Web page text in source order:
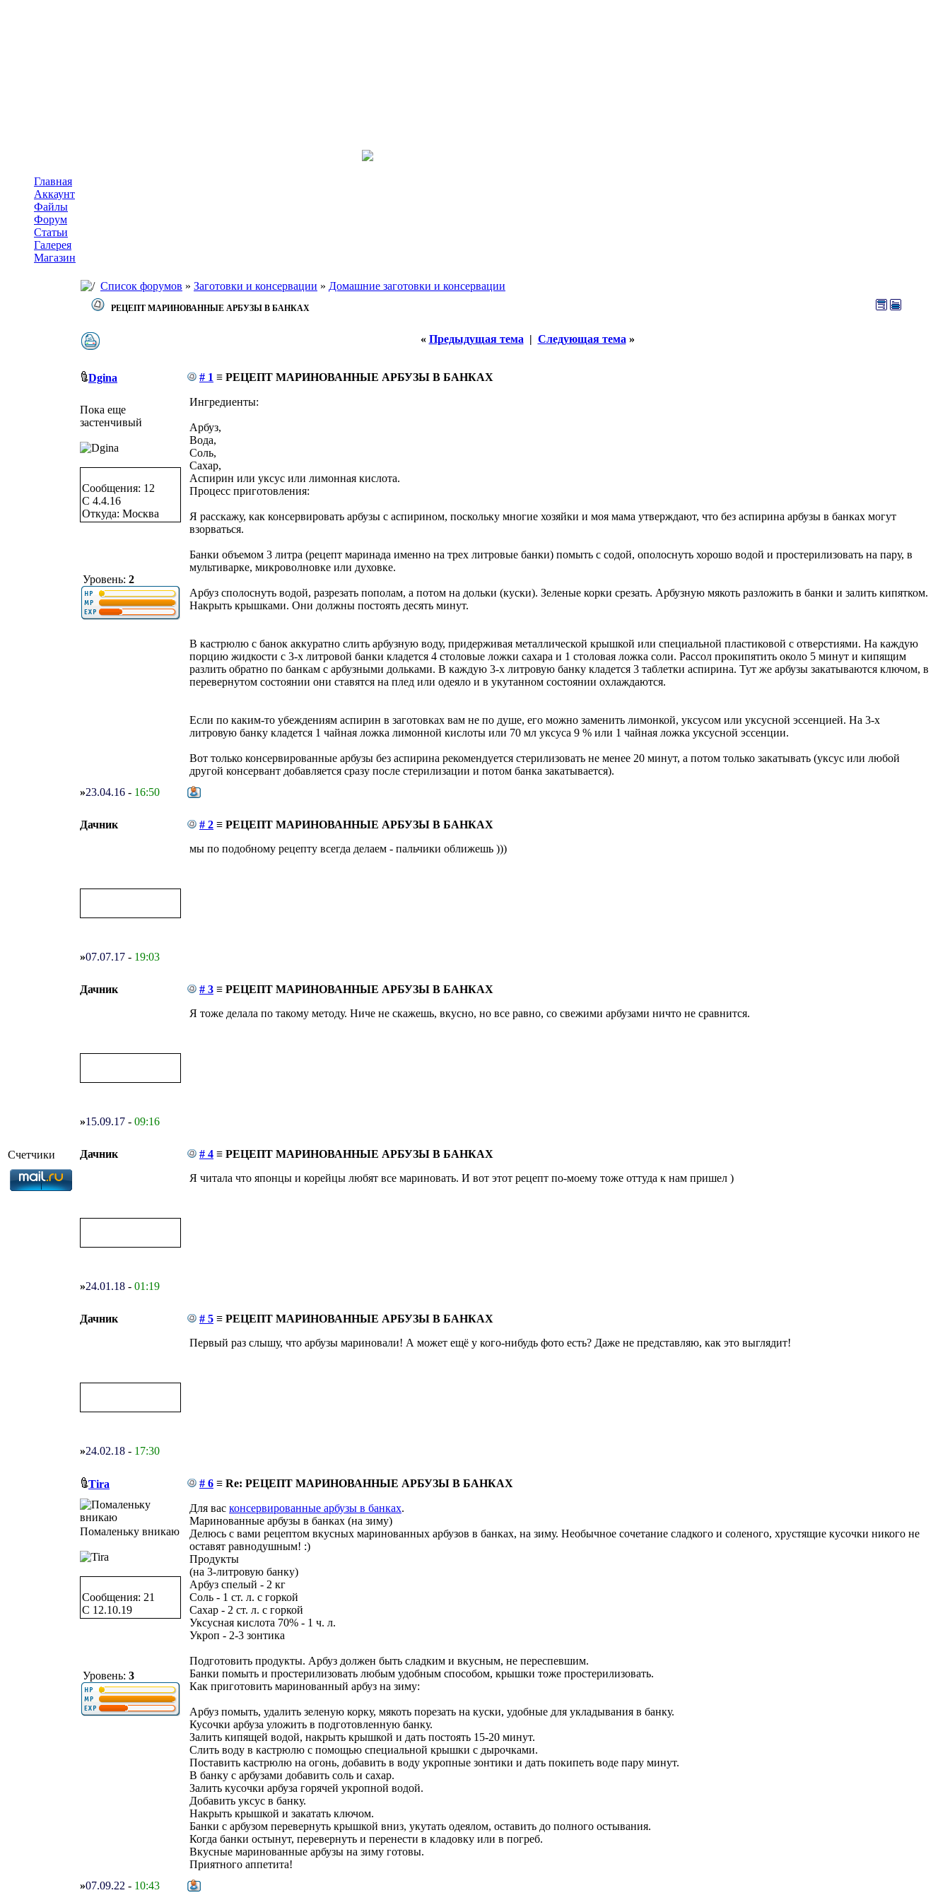
Главная
Аккаунт
Файлы
Форум
Статьи
Галерея
Магазин
Счетчики
Список форумов » Заготовки и консервации » Домашние заготовки и консервации
РЕЦЕПТ МАРИНОВАННЫЕ АРБУЗЫ В БАНКАХ
« Предыдущая тема | Следующая тема »
Dgina # 1 ≡ РЕЦЕПТ МАРИНОВАННЫЕ АРБУЗЫ В БАНКАХ
Пока еще
застенчивый
Сообщения: 12
C 4.4.16
Откуда: Москва
Уровень: 2
Ингредиенты:
Арбуз,
Вода,
Соль,
Сахар,
Аспирин или уксус или лимонная кислота.
Процесс приготовления:
Я расскажу, как консервировать арбузы с аспирином, поскольку многие хозяйки и моя мама утверждают, что без аспирина арбузы в банках могут
взорваться.
Банки объемом 3 литра (рецепт маринада именно на трех литровые банки) помыть с содой, ополоснуть хорошо водой и простерилизовать на пару, в
мультиварке, микроволновке или духовке.
Арбуз сполоснуть водой, разрезать пополам, а потом на дольки (куски). Зеленые корки срезать. Арбузную мякоть разложить в банки и залить кипятком.
Накрыть крышками. Они должны постоять десять минут.
В кастрюлю с банок аккуратно слить арбузную воду, придерживая металлической крышкой или специальной пластиковой с отверстиями. На каждую
порцию жидкости с 3-х литровой банки кладется 4 столовые ложки сахара и 1 столовая ложка соли. Рассол прокипятить около 5 минут и кипящим
разлить обратно по банкам с арбузными дольками. В каждую 3-х литровую банку кладется 3 таблетки аспирина. Тут же арбузы закатываются ключом, в
перевернутом состоянии они ставятся на плед или одеяло и в укутанном состоянии охлаждаются.
Если по каким-то убеждениям аспирин в заготовках вам не по душе, его можно заменить лимонкой, уксусом или уксусной эссенцией. На 3-х
литровую банку кладется 1 чайная ложка лимонной кислоты или 70 мл уксуса 9 % или 1 чайная ложка уксусной эссенции.
Вот только консервированные арбузы без аспирина рекомендуется стерилизовать не менее 20 минут, а потом только закатывать (уксус или любой
другой консервант добавляется сразу после стерилизации и потом банка закатывается).
»23.04.16 - 16:50
Дачник # 2 ≡ РЕЦЕПТ МАРИНОВАННЫЕ АРБУЗЫ В БАНКАХ
мы по подобному рецепту всегда делаем - пальчики оближешь )))
»07.07.17 - 19:03
Дачник # 3 ≡ РЕЦЕПТ МАРИНОВАННЫЕ АРБУЗЫ В БАНКАХ
Я тоже делала по такому методу. Ниче не скажешь, вкусно, но все равно, со свежими арбузами ничто не сравнится.
»15.09.17 - 09:16
Дачник # 4 ≡ РЕЦЕПТ МАРИНОВАННЫЕ АРБУЗЫ В БАНКАХ
Я читала что японцы и корейцы любят все мариновать. И вот этот рецепт по-моему тоже оттуда к нам пришел )
»24.01.18 - 01:19
Дачник # 5 ≡ РЕЦЕПТ МАРИНОВАННЫЕ АРБУЗЫ В БАНКАХ
Первый раз слышу, что арбузы мариновали! А может ещё у кого-нибудь фото есть? Даже не представляю, как это выглядит!
»24.02.18 - 17:30
Tira # 6 ≡ Re: РЕЦЕПТ МАРИНОВАННЫЕ АРБУЗЫ В БАНКАХ
Помаленьку вникаю
Сообщения: 21
C 12.10.19
Уровень: 3
Для вас консервированные арбузы в банках.
Маринованные арбузы в банках (на зиму)
Делюсь с вами рецептом вкусных маринованных арбузов в банках, на зиму. Необычное сочетание сладкого и соленого, хрустящие кусочки никого не
оставят равнодушным! :)
Продукты
(на 3-литровую банку)
Арбуз спелый - 2 кг
Соль - 1 ст. л. с горкой
Сахар - 2 ст. л. с горкой
Уксусная кислота 70% - 1 ч. л.
Укроп - 2-3 зонтика
Подготовить продукты. Арбуз должен быть сладким и вкусным, не переспевшим.
Банки помыть и простерилизовать любым удобным способом, крышки тоже простерилизовать.
Как приготовить маринованный арбуз на зиму:
Арбуз помыть, удалить зеленую корку, мякоть порезать на куски, удобные для укладывания в банку.
Кусочки арбуза уложить в подготовленную банку.
Залить кипящей водой, накрыть крышкой и дать постоять 15-20 минут.
Слить воду в кастрюлю с помощью специальной крышки с дырочками.
Поставить кастрюлю на огонь, добавить в воду укропные зонтики и дать покипеть воде пару минут.
В банку с арбузами добавить соль и сахар.
Залить кусочки арбуза горячей укропной водой.
Добавить уксус в банку.
Накрыть крышкой и закатать ключом.
Банки с арбузом перевернуть крышкой вниз, укутать одеялом, оставить до полного остывания.
Когда банки остынут, перевернуть и перенести в кладовку или в погреб.
Вкусные маринованные арбузы на зиму готовы.
Приятного аппетита!
»07.09.22 - 10:43